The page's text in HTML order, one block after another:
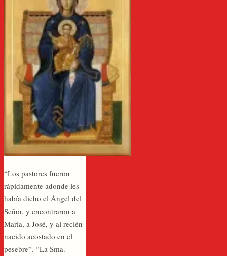
“Los pastores fueron
rápidamente adonde les
había dicho el Ángel del
Señor, y encontraron a
María, a José, y al recién
nacido acostado en el
pesebre”. “La Sma.